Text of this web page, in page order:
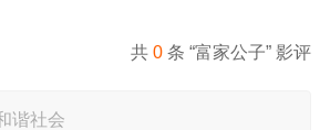
共0 条 “富家公子” 影评